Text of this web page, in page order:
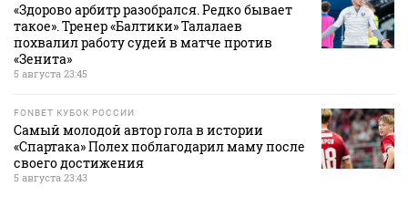
«Здорово арбитр разобрался. Редко бывает
такое». Тренер «Балтики» Талалаев
похвалил работу судей в матче против
«Зенита»
5 августа 23:45
FONBET КУБОК РОССИИ
Самый молодой автор гола в истории
«Спартака» Полех поблагодарил маму после
своего достижения
5 августа 23:43